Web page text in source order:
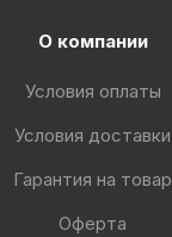
О компании
Условия оплаты
Условия доставки
Гарантия на товар
Оферта